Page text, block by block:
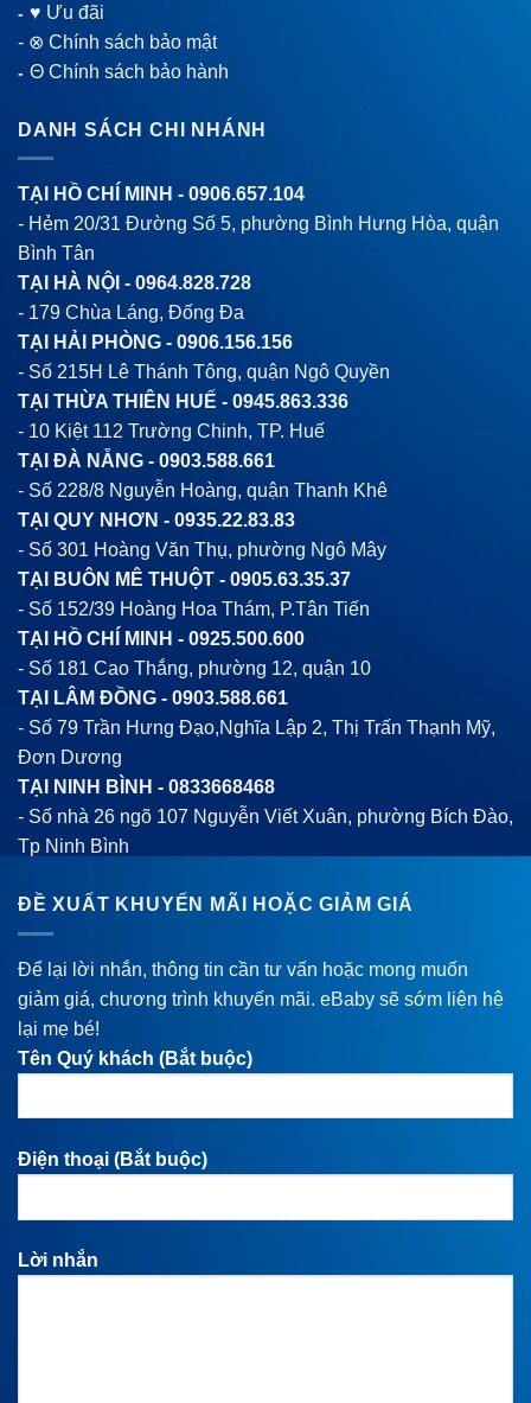
-♥ Ưu đãi
- ⊗ Chính sách bảo mật
-Θ Chính sách bảo hành
DANH SÁCH CHI NHÁNH
TẠI HỒ CHÍ MINH - 0906.657.104
- Hẻm 20/31 Đường Số 5, phường Bình Hưng Hòa, quận
Bình Tân
TẠI HÀ NỘI - 0964.828.728
- 179 Chùa Láng, Đống Đa
TẠI HẢI PHÒNG - 0906.156.156
- Số 215H Lê Thánh Tông, quận Ngô Quyền
TẠI THỪA THIÊN HUẾ - 0945.863.336
- 10 Kiệt 112 Trường Chinh, TP. Huế
TẠI ĐÀ NẴNG - 0903.588.661
- Số 228/8 Nguyễn Hoàng, quận Thanh Khê
TẠI QUY NHƠN - 0935.22.83.83
- Số 301 Hoàng Văn Thụ, phường Ngô Mây
TẠI BUÔN MÊ THUỘT - 0905.63.35.37
- Số 152/39 Hoàng Hoa Thám, P.Tân Tiến
TẠI HỒ CHÍ MINH - 0925.500.600
- Số 181 Cao Thắng, phường 12, quận 10
TẠI LÂM ĐỒNG - 0903.588.661
- Số 79 Trần Hưng Đạo,Nghĩa Lập 2, Thị Trấn Thạnh Mỹ,
Đơn Dương
TẠI NINH BÌNH - 0833668468
- Số nhà 26 ngõ 107 Nguyễn Viết Xuân, phường Bích Đào,
Tp Ninh Bình
ĐỀ XUẤT KHUYẾN MÃI HOẶC GIẢM GIÁ
Để lại lời nhắn, thông tin cần tư vấn hoặc mong muốn
giảm giá, chương trình khuyến mãi. eBaby sẽ sớm liện hệ
lại mẹ bé!
Tên Quý khách (Bắt buộc)
Điện thoại (Bắt buộc)
Lời nhắn